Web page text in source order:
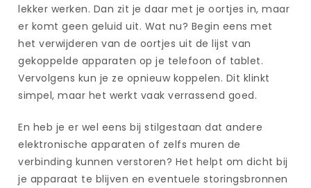
lekker werken. Dan zit je daar met je oortjes in, maar
er komt geen geluid uit. Wat nu? Begin eens met
het verwijderen van de oortjes uit de lijst van
gekoppelde apparaten op je telefoon of tablet.
Vervolgens kun je ze opnieuw koppelen. Dit klinkt
simpel, maar het werkt vaak verrassend goed.
En heb je er wel eens bij stilgestaan dat andere
elektronische apparaten of zelfs muren de
verbinding kunnen verstoren? Het helpt om dicht bij
je apparaat te blijven en eventuele storingsbronnen